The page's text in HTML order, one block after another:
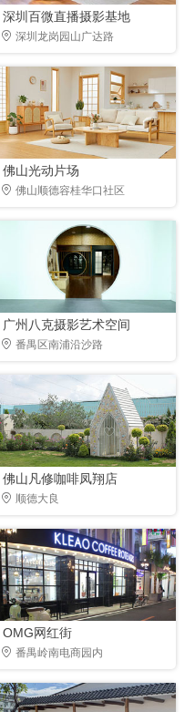
深圳百微直播摄影基地
深圳龙岗园山广达路
佛山光动片场
佛山顺德容桂华口社区
广州八克摄影艺术空间
番禺区南浦沿沙路
佛山凡修咖啡凤翔店
顺德大良
OMG网红街
番禺岭南电商园内